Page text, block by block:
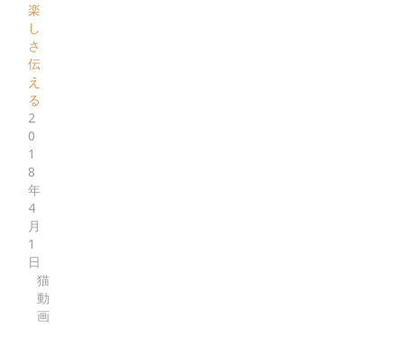
楽
し
さ
伝
え
る
2
0
1
8
年
4
月
1
日
猫
動
画